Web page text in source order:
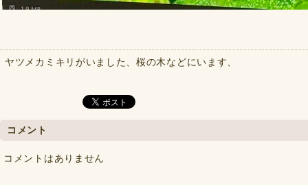
ヤツメカミキリがいました、桜の木などにいます、
コメント
コメントはありません